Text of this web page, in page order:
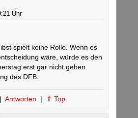
Uhr
spielt keine Rolle. Wenn es
wäre, würde es den
erst gar nicht geben.
des DFB.
| Antworten | ⇑ Top